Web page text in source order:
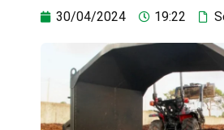
30/04/2024 19:22